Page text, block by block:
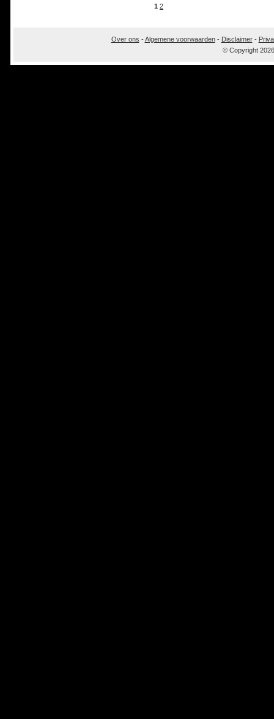
1 2
Over ons -Algemene voorwaarden- Disclaimer-
© Copyright